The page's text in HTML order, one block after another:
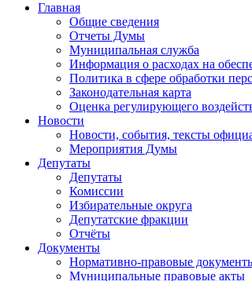
Главная
Общие сведения
Отчеты Думы
Муниципальная служба
Информация о расходах на
Политика в сфере обработки
Законодательная карта
Оценка регулирующего
Новости
Новости, события, тексты
Мероприятия Думы
Депутаты
Депутаты
Комиссии
Избирательные округа
Депутатские фракции
Отчёты
Документы
Нормативно-правовые
Муниципальные правовые акты